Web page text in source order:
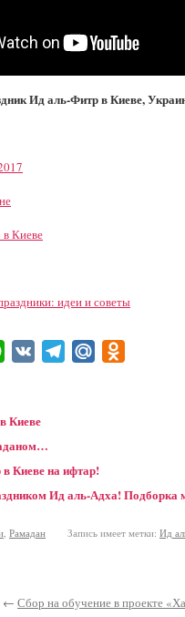
Ид аль-Фитр в Киеве,
Киеве
идеи и советы
WhatsApp
VK TelegramMail.Ru
Киеве
Киеве на ифтар!
Ид аль-Адха! Подборка
, Рамадан Запись имеет метки: Ид
← Сбор на обучение в проекте